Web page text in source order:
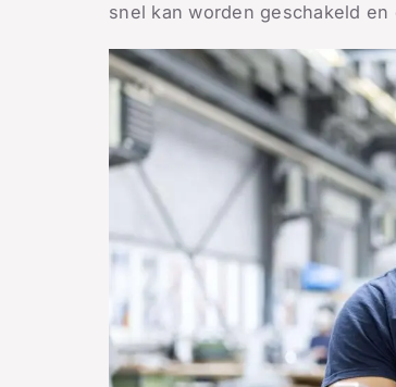
snel kan worden geschakeld